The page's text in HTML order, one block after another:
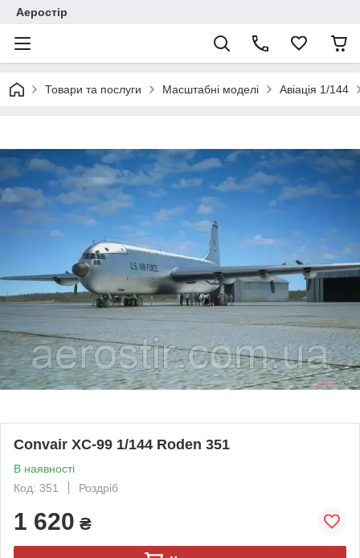
Аеростір
Товари та послуги Масштабні моделі Авіація 1/144
Convair XC-99 1/144 Roden 351
В наявності
Код: 351
Роздріб
1 620 ₴